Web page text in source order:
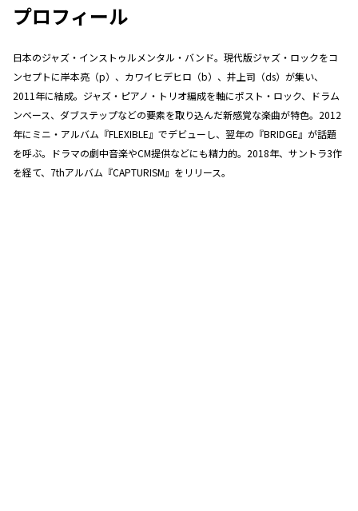
プロフィール
日本のジャズ・インストゥルメンタル・バンド。現代版ジャズ・ロックをコ
ンセプトに岸本亮（p）、カワイヒデヒロ（b）、井上司（ds）が集い、
2011年に結成。ジャズ・ピアノ・トリオ編成を軸にポスト・ロック、ドラム
ンベース、ダブステップなどの要素を取り込んだ新感覚な楽曲が特色。2012
年にミニ・アルバム『FLEXIBLE』でデビューし、翌年の『BRIDGE』が話題
を呼ぶ。ドラマの劇中音楽やCM提供などにも精力的。2018年、サントラ3作
を経て、7thアルバム『CAPTURISM』をリリース。